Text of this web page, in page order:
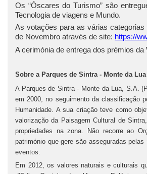
Os “Óscares do Turismo” são
Tecnologia de viagens e Mundo.
As votações para as várias
de Novembro através de site: https://
A cerimónia de entrega dos prémios
Sobre a Parques de Sintra - Monte da Lua
A Parques de Sintra - Monte da Lua, S.A.
em 2000, no seguimento da classificação
Humanidade. A sua criação teve como
valorização da Paisagem Cultural de
propriedades na zona. Não recorre ao
património que gere são asseguradas
eventos.
Em 2012, os valores naturais e culturais